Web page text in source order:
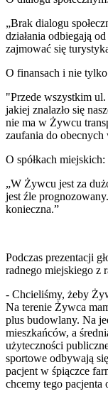
„Brak dialogu
działania odbiegają
zajmować się
O finansach i nie
"Przede wszystkim
jakiej znalazło się
nie ma w Żywcu
zaufania do obecnych
O spółkach miejskich:
„W Żywcu jest za
jest źle
konieczna.”
Podczas prezentacji
radnego miejskiego z
- Chcieliśmy, żeby
Na terenie Żywca
plus budowlany. Na
mieszkańców, a
użyteczności
sportowe odbywają
pacjent w śpiączce
chcemy tego